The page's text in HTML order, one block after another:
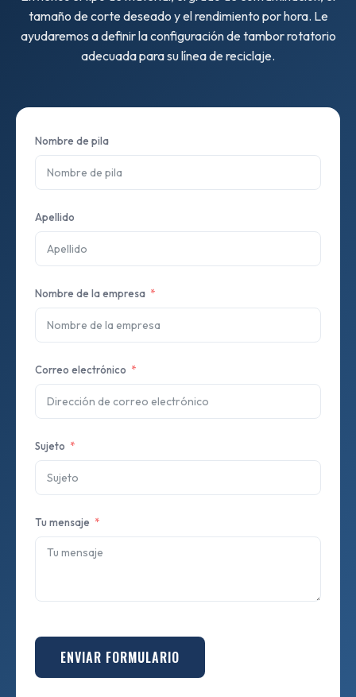
tamaño de corte deseado y el rendimiento por hora. Le
ayudaremos a definir la configuración de tambor rotatorio
adecuada para su línea de reciclaje.
Nombre de pila
Apellido
Nombre de la empresa
Correo electrónico
Sujeto
Tu mensaje
ENVIAR FORMULARIO